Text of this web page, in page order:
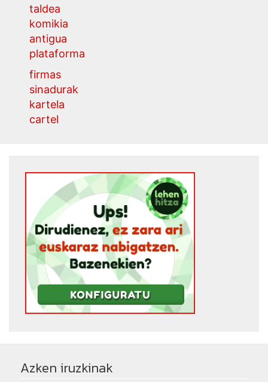
taldea
komikia
antigua
plataforma
firmas
sinadurak
kartela
cartel
Azken iruzkinak